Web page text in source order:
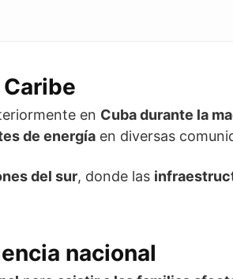
en Cuba durante la
de energía en diversas
del sur, donde las
nacional